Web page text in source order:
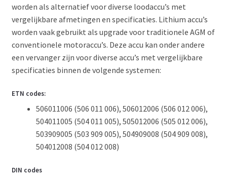
worden als alternatief voor diverse loodaccu’s met
vergelijkbare afmetingen en specificaties. Lithium accu’s
worden vaak gebruikt als upgrade voor traditionele AGM of
conventionele motoraccu’s. Deze accu kan onder andere
een vervanger zijn voor diverse accu’s met vergelijkbare
specificaties binnen de volgende systemen:
ETN codes:
506011006 (506 011 006), 506012006 (506 012 006),
504011005 (504 011 005), 505012006 (505 012 006),
503909005 (503 909 005), 504909008 (504 909 008),
504012008 (504 012 008)
DIN codes